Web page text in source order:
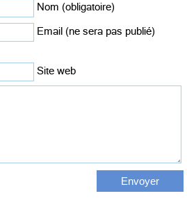
Nom (obligatoire)
Email (ne sera pas publié)
Site web